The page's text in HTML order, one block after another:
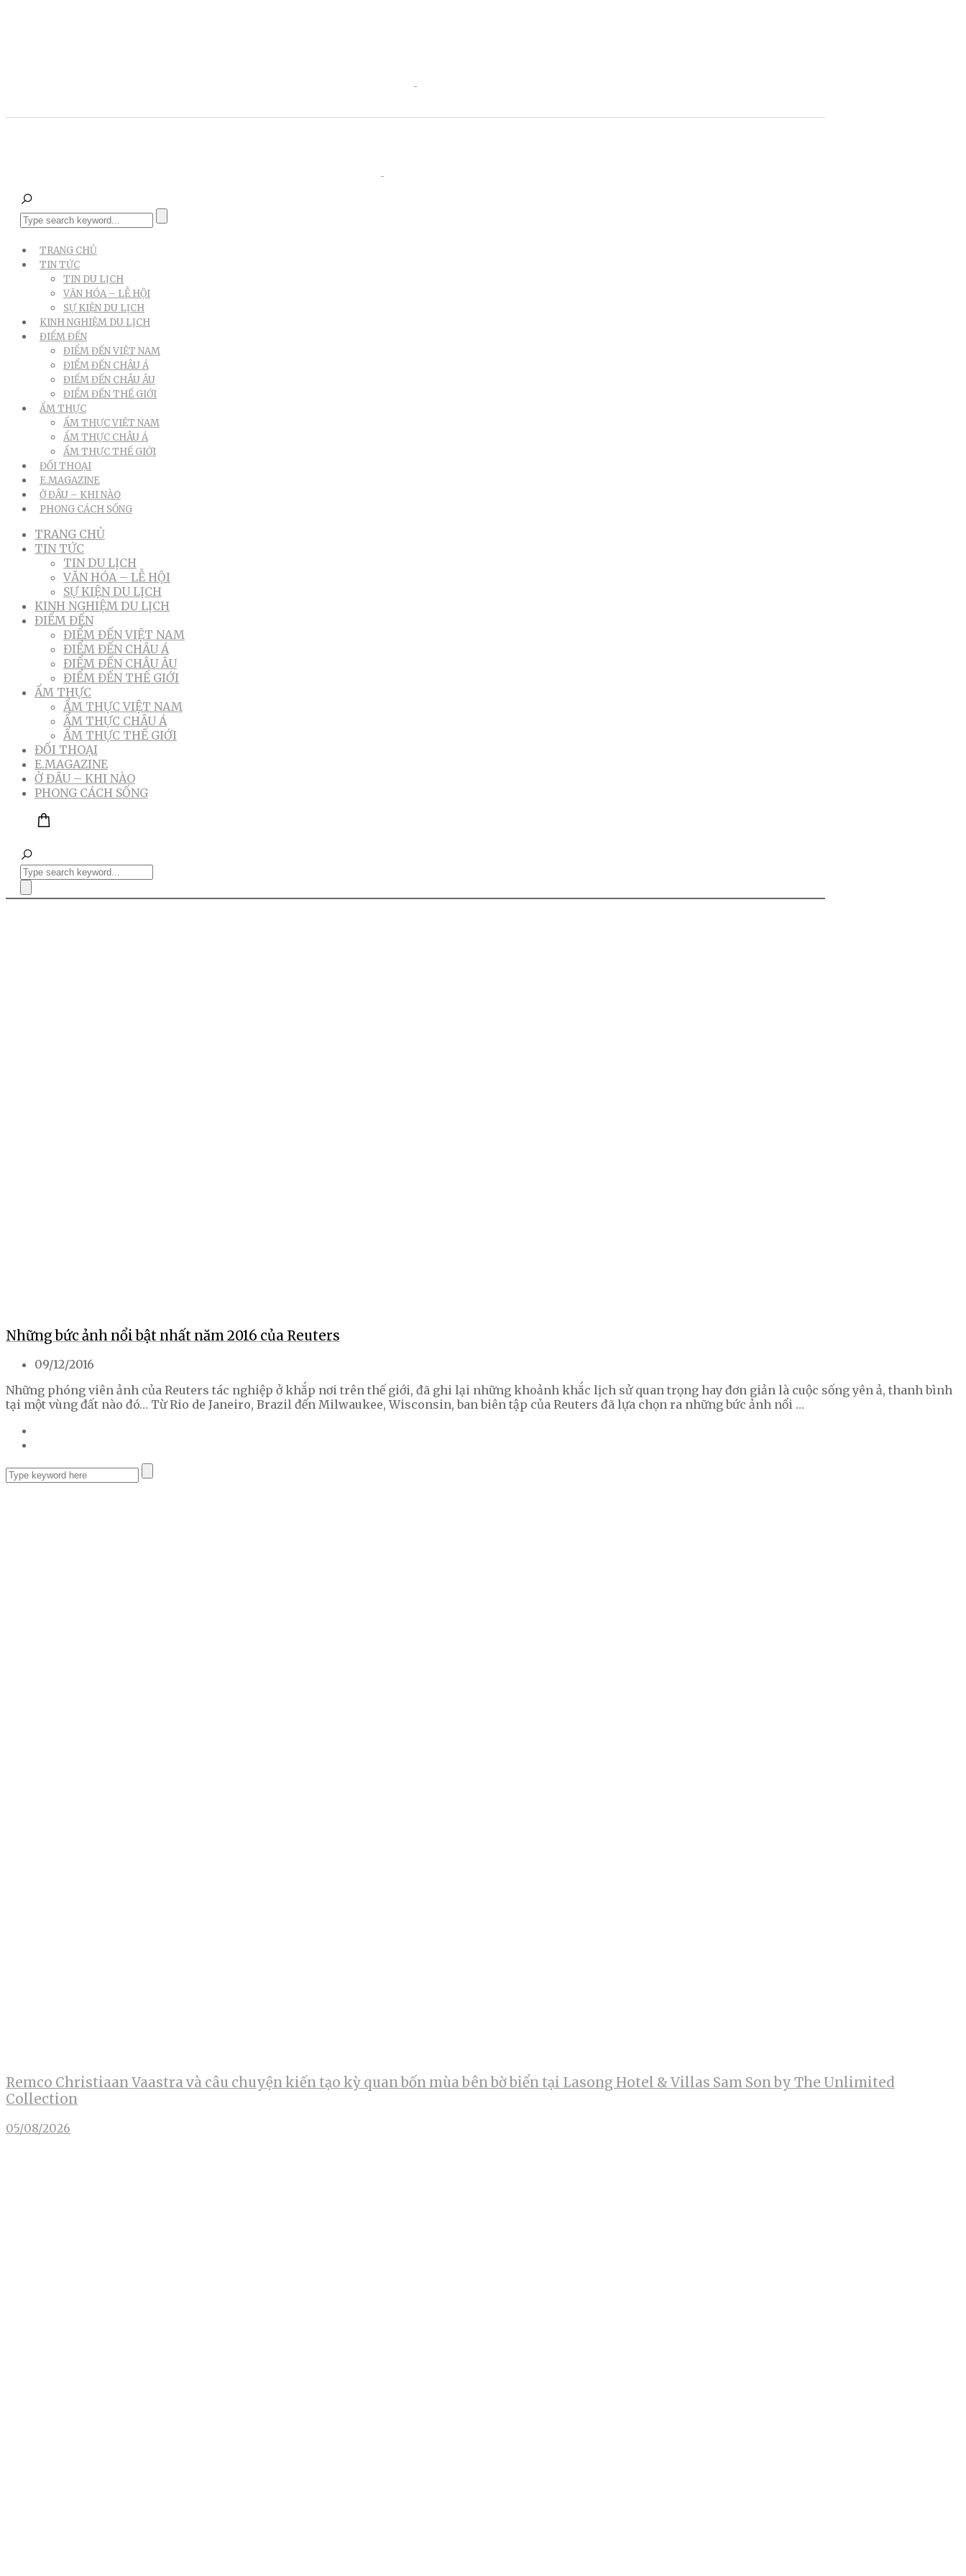
TRANG CHỦ
TIN TỨC
TIN DU LỊCH
VĂN HÓA – LỄ HỘI
SỰ KIỆN DU LỊCH
KINH NGHIỆM DU LỊCH
ĐIỂM ĐẾN
ĐIỂM ĐẾN VIỆT NAM
ĐIỂM ĐẾN CHÂU Á
ĐIỂM ĐẾN CHÂU ÂU
ĐIỂM ĐẾN THẾ GIỚI
ẨM THỰC
ẨM THỰC VIỆT NAM
ẨM THỰC CHÂU Á
ẨM THỰC THẾ GIỚI
ĐỐI THOẠI
E.MAGAZINE
Ở ĐÂU – KHI NÀO
PHONG CÁCH SỐNG
TRANG CHỦ
TIN TỨC
TIN DU LỊCH
VĂN HÓA – LỄ HỘI
SỰ KIỆN DU LỊCH
KINH NGHIỆM DU LỊCH
ĐIỂM ĐẾN
ĐIỂM ĐẾN VIỆT NAM
ĐIỂM ĐẾN CHÂU Á
ĐIỂM ĐẾN CHÂU ÂU
ĐIỂM ĐẾN THẾ GIỚI
ẨM THỰC
ẨM THỰC VIỆT NAM
ẨM THỰC CHÂU Á
ẨM THỰC THẾ GIỚI
ĐỐI THOẠI
E.MAGAZINE
Ở ĐÂU – KHI NÀO
PHONG CÁCH SỐNG
Những bức ảnh nổi bật nhất năm 2016 của Reuters
09/12/2016
Những phóng viên ảnh của Reuters tác nghiệp ở khắp nơi trên thế giới, đã ghi lại những khoảnh khắc lịch sử quan trọng hay đơn giản là cuộc sống yên ả, thanh bình
tại một vùng đất nào đó… Từ Rio de Janeiro, Brazil đến Milwaukee, Wisconsin, ban biên tập của Reuters đã lựa chọn ra những bức ảnh nổi …
Remco Christiaan Vaastra và câu chuyện kiến tạo kỳ quan bốn mùa bên bờ biển tại Lasong Hotel & Villas Sam Son by The Unlimited
Collection
05/08/2026